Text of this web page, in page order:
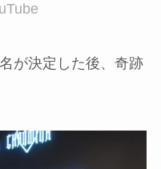
が決定した後、奇跡